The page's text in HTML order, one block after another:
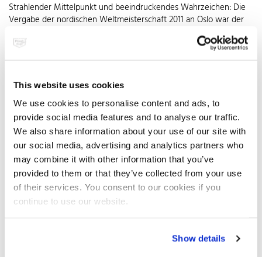
This website uses cookies
We use cookies to personalise content and ads, to
provide social media features and to analyse our traffic.
We also share information about your use of our site with
our social media, advertising and analytics partners who
may combine it with other information that you’ve
provided to them or that they’ve collected from your use
of their services. You consent to our cookies if you
continue to use our website.
Show details
Strahlender Mittelpunkt und beeindruckendes Wahrzeichen: Die
Vergabe der nordischen Weltmeisterschaft 2011 an Oslo war der
entscheidende Impuls für einen Neubau der Sprungschanze auf
dem berühmten Berg. Der dänische Architekt Julien de Smedt hat
eine puristische Konstruktion entworfen, die der rauen Witterung
Außenverkleidung der Schanze fiel die Wahl auf Edelstahlgewebe.
Form steht für die Dynamik des Skisprungs und die Verkleidung
aus Edelstahl schützt die Sportler vor Seitenwind. Das Gewebe
filtert dabei die gefährlichen Winde und schwächt sie bedeutend
ab. Die Edelstahlhülle macht die neue Sprungschanze außerdem
zum optischen Highlight: Sie tritt in Dialog mit der Umwelt und
reflektiert die beeindruckende Umgebung. Bis zum Herbst 2010
werden weitere 3.000 m² Edelstahlgewebe an der nordischen
Kultstätte montiert.